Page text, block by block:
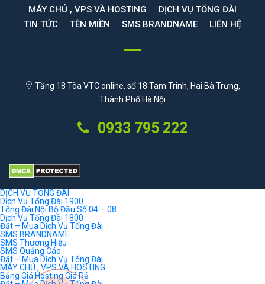
MÁY CHỦ , VPS VÀ HOSTING
DỊCH VỤ TỔNG ĐÀI
TIN TỨC
TÊN MIỀN SMS BRANDNAME LIÊN HỆ
Tầng 18 Tòa VTC online, số 18 Tam Trinh, Hai Bà Trưng,
Thành Phố Hà Nội
0933 795 222
DỊCH VỤ TỔNG ĐÀI
Dịch Vụ Tổng Đài 1900
Tổng Đài Nội Bộ Đầu Số 04 – 08.
Dịch Vụ Tổng Đài 1800
Đặt – Mua Dịch Vụ Tổng Đài
SMS BRANDNAME
SMS Thương Hiệu
SMS Quảng Cáo
Đặt – Mua Dịch Vụ Tổng Đài
MÁY CHỦ , VPS VÀ HOSTING
Bảng Giá Hosting Giá Rẻ